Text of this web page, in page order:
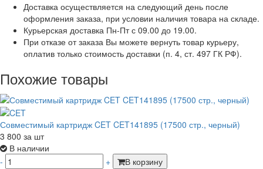
Доставка осуществляется на следующий день после
оформления заказа, при условии наличия товара на складе.
Курьерская доставка Пн-Пт с 09.00 до 19.00.
При отказе от заказа Вы можете вернуть товар курьеру,
оплатив только стоимость доставки (п. 4, ст. 497 ГК РФ).
Похожие товары
Совместимый картридж CET CET141895 (17500 стр., черный)
3 800 за шт
В наличии
-
+ В корзину